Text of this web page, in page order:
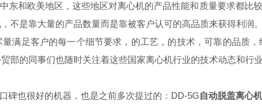
和欧美地区，这些地区对离心机的产品性能和质量要求都比较
，不是靠大量的产品数量而是靠被客户认可的高品质来获得利润
尽量满足客户的每一个细节要求，的工艺，的技术，可靠的
科外贸部的同事们也随时关注着这些国家离心机行业的技术动态和行业
很好的机器，也是之前多次提过的：DD-5G自动脱盖离心机